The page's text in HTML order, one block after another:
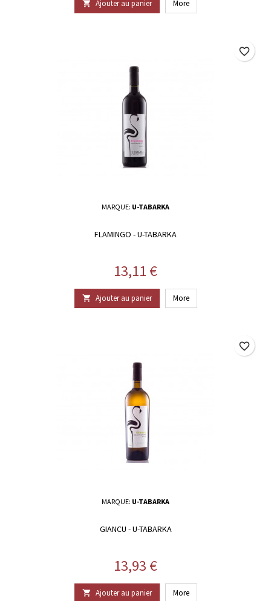
 Ajouter au panier More
MARQUE: U-TABARKA
FLAMINGO - U-TABARKA
Prix
13,11 €
 Ajouter au panier More
favorite_border
MARQUE: U-TABARKA
GIANCU - U-TABARKA
Prix
13,93 €
 Ajouter au panier More
favorite_border